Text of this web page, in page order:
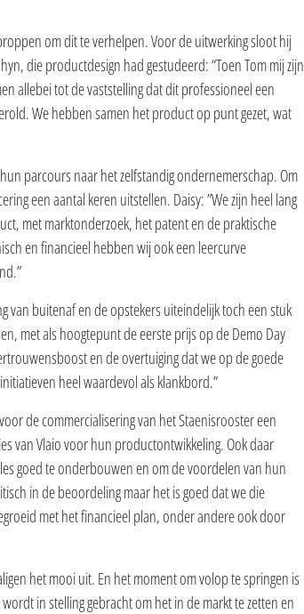
om dit te verhelpen. Voor de uitwerking sloot hij
die productdesign had gestudeerd: “Toen Tom mij zijn
allebei tot de vaststelling dat dit professioneel een
We hebben samen het product op punt gezet, wat
parcours naar het zelfstandig ondernemerschap. Om
een aantal keren uitstellen. Daisy: ”We zijn heel lang
met marktonderzoek, het patent en de praktische
en financieel hebben wij ook een leercurve
van buitenaf en de opstekers uiteindelijk toch een stuk
met als hoogtepunt de eerste prijs op de Demo Day
en de overtuiging dat we op de goede
heel waardevol als klankbord.”
de commercialisering van het Staenisrooster een
van Vlaio voor hun productontwikkeling. Ook daar
goed te onderbouwen en om de voordelen van hun
in de beoordeling maar het is goed dat we die
met het financieel plan, onder andere ook door
het mooi uit. En het moment om volop te springen is
in stelling gebracht om het in de markt te zetten en